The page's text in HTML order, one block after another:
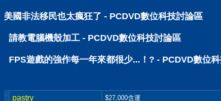
美國非法移民也太瘋狂了 - PCDVD數位科技討論區
請教電腦機殼加工 - PCDVD數位科技討論區
FPS遊戲的強作每一年來都很少...！? - PCDVD數位
pastry $27,000含運